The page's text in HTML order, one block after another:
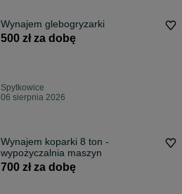
Wynajem glebogryzarki
500 zł za dobę
Spytkowice
06 sierpnia 2026
Wynajem koparki 8 ton -
wypożyczalnia maszyn
700 zł za dobę